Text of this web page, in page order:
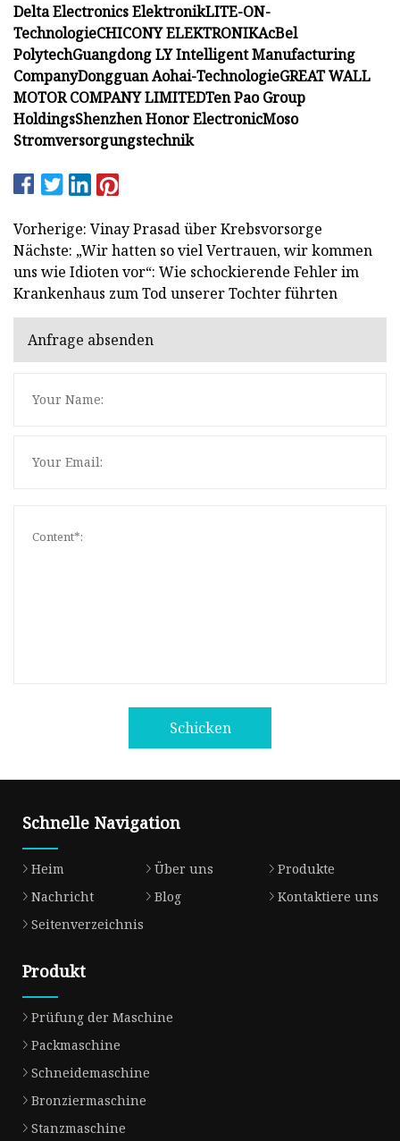
Delta Electronics ElektronikLITE-ON-
TechnologieCHICONY ELEKTRONIKAcBel
PolytechGuangdong LY Intelligent Manufacturing
CompanyDongguan Aohai-TechnologieGREAT WALL
MOTOR COMPANY LIMITEDTen Pao Group
HoldingsShenzhen Honor ElectronicMoso
Stromversorgungstechnik
Vorherige: Vinay Prasad über Krebsvorsorge
Nächste: „Wir hatten so viel Vertrauen, wir kommen
uns wie Idioten vor“: Wie schockierende Fehler im
Krankenhaus zum Tod unserer Tochter führten
Anfrage absenden
Schicken
Schnelle Navigation
Heim Über uns
Produkte
Nachricht
Blog
Kontaktiere uns
Seitenverzeichnis
Produkt
Prüfung der Maschine
Packmaschine
Schneidemaschine
Bronziermaschine
Stanzmaschine